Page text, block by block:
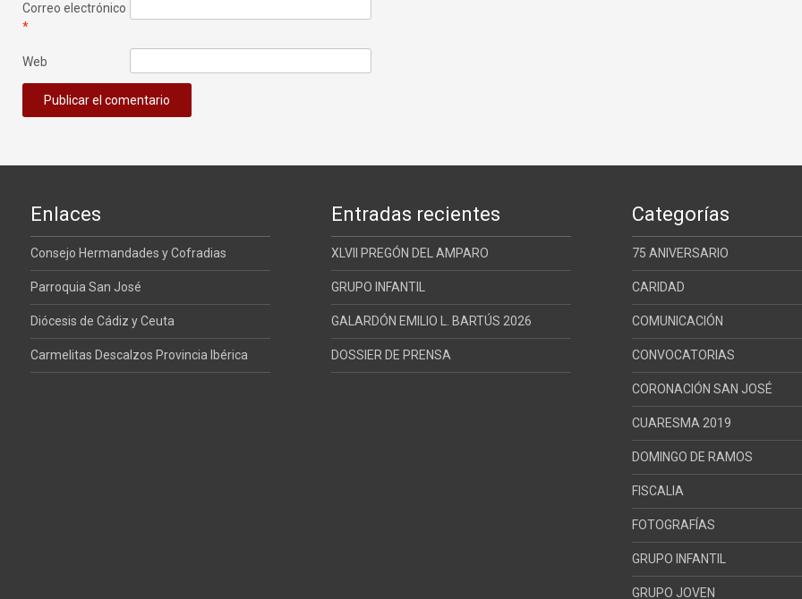
Correo electrónico
*
Web
Enlaces
Consejo Hermandades y Cofradias
Parroquia San José
Diócesis de Cádiz y Ceuta
Carmelitas Descalzos Provincia Ibérica
Entradas recientes
XLVII PREGÓN DEL AMPARO
GRUPO INFANTIL
GALARDÓN EMILIO L. BARTÚS 2026
DOSSIER DE PRENSA
Categorías
75 ANIVERSARIO
CARIDAD
COMUNICACIÓN
CONVOCATORIAS
CORONACIÓN SAN JOSÉ
CUARESMA 2019
DOMINGO DE RAMOS
FISCALIA
FOTOGRAFÍAS
GRUPO INFANTIL
GRUPO JOVEN